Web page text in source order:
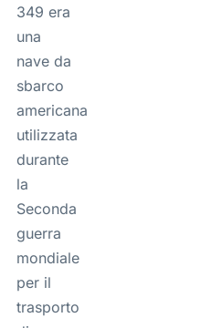
349 era
una
nave da
sbarco
americana
utilizzata
durante
la
Seconda
guerra
mondiale
per il
trasporto